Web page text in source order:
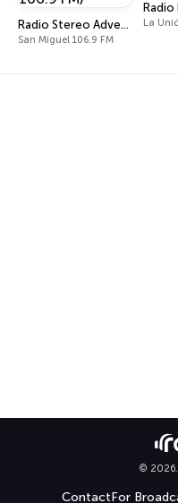
Radio Stereo Adventista (RSA 106.9 FM)
San Miguel 106.9 FM
La
© 2026.
ContactFor